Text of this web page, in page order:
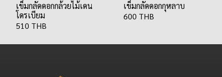
เข็มกลัดดอกกล้วยไม้เดน
โดรเบียม
510 THB
เข็มกลัดดอกกุหลาบ
600 THB